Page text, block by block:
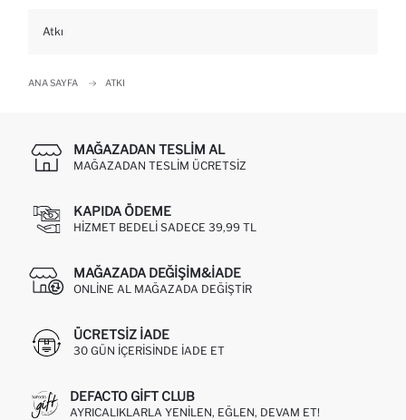
Atkı
ANA SAYFA ATKI
MAĞAZADAN TESLIM AL
MAĞAZADAN TESLIM ÜCRETSIZ
KAPIDA ÖDEME
HIZMET BEDELI SADECE 39,99 TL
MAĞAZADA DEĞIŞIM&İADE
ONLINE AL MAĞAZADA DEĞIŞTIR
ÜCRETSIZ IADE
30 GÜN IÇERISINDE IADE ET
DEFACTO GIFT CLUB
AYRICALIKLARLA YENILEN, EĞLEN, DEVAM ET!